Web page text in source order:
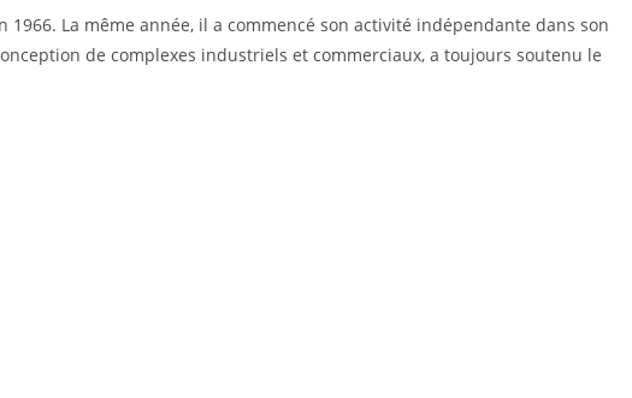
La même année, il a commencé son activité indépendante dans son
de complexes industriels et commerciaux, a toujours soutenu le